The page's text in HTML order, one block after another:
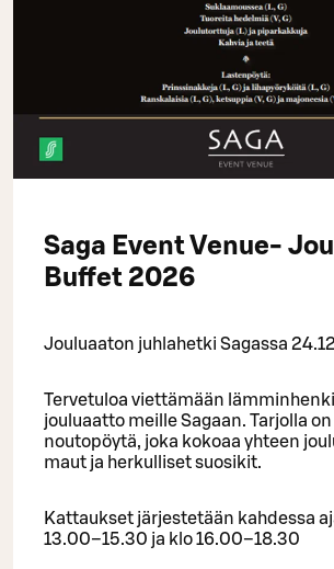
Saga Event Venue-
Buffet 2026
Jouluaaton juhlahetki Sagassa
Tervetuloa viettämään
jouluaatto meille Sagaan. Tarjolla
noutopöytä, joka kokoaa yhteen
maut ja herkulliset suosikit.
Kattaukset järjestetään kahdessa
13.00–15.30 ja klo 16.00–18.30